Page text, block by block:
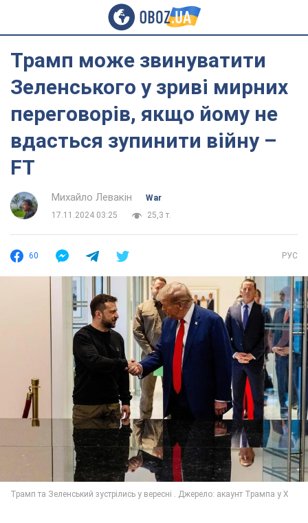
Трамп може звинуватити
Зеленського у зриві мирних
переговорів, якщо йому не
вдасться зупинити війну –
FT
Михайло Левакін
War
17.11.2024 03:25
25,3 т.
60 РУС